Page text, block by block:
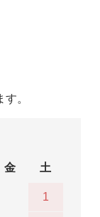
。
金 土
1